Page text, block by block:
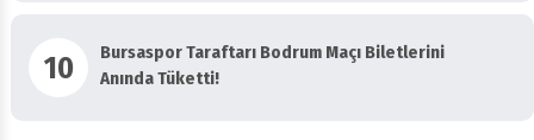
10
Bursaspor Taraftarı Bodrum Maçı Biletlerini
Anında Tüketti!